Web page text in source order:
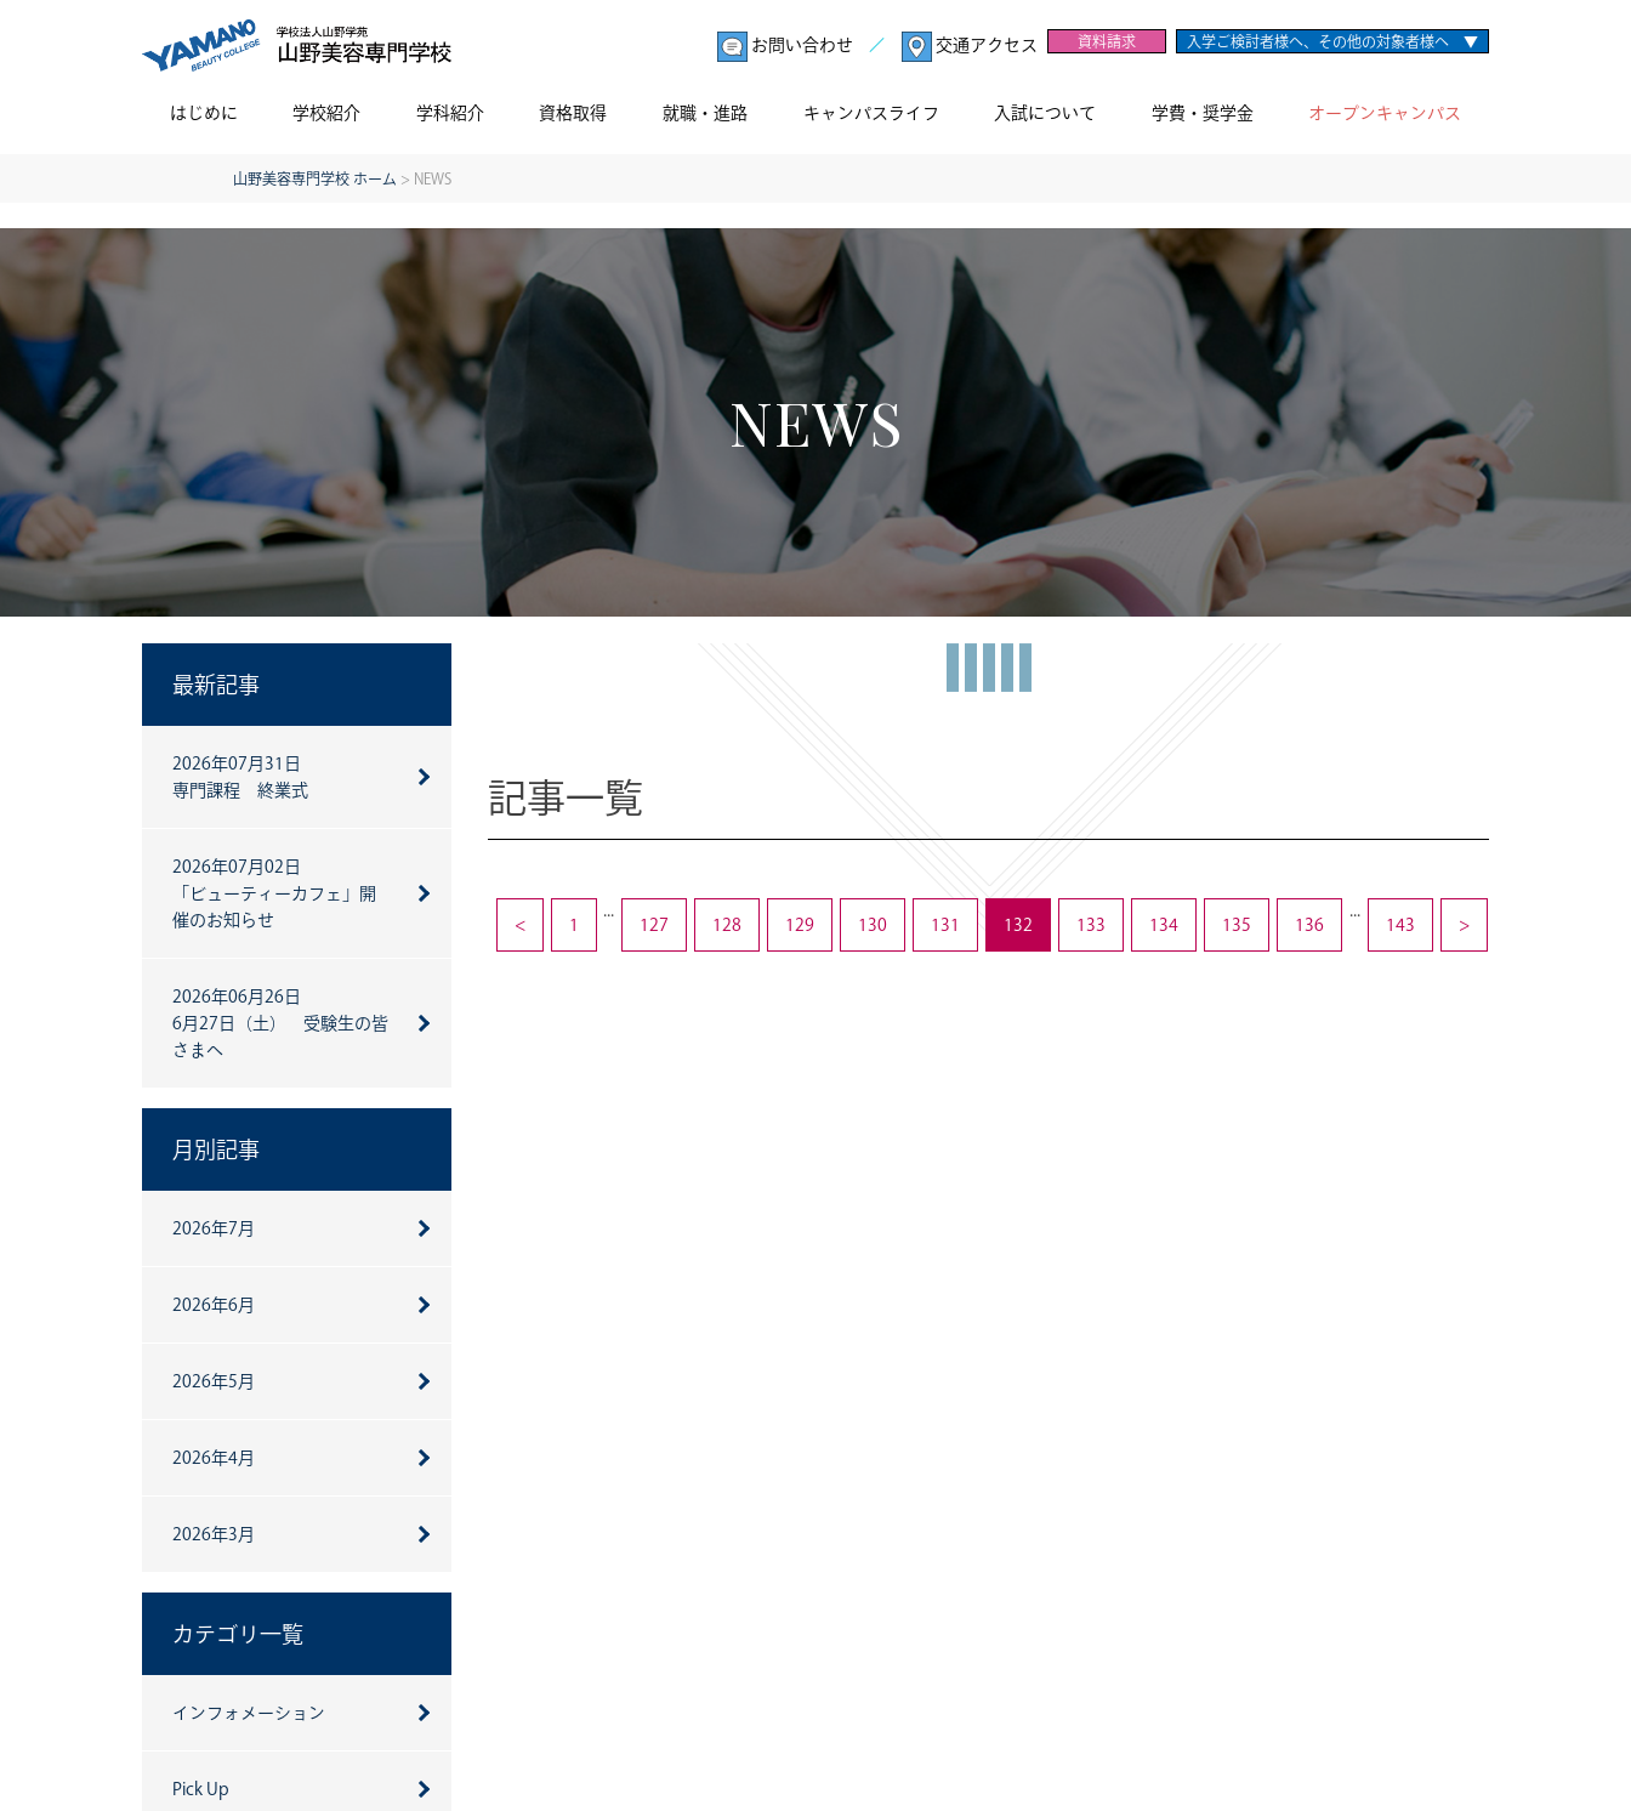
お問い合わせ 交通アクセス 資料請求 入学ご検討者様へ、その他の対象者様へ ▼
はじめに 学校紹介 学科紹介 資格取得 就職・進路 キャンパスライフ 入試について 学費・奨学金 オープンキャンパス
山野美容専門学校 ホーム > NEWS
NEWS
最新記事
2026年07月31日
専門課程 終業式
2026年07月02日
「ビューティーカフェ」開
催のお知らせ
2026年06月26日
6月27日（土） 受験生の皆
さまへ
月別記事
2026年7月
2026年6月
2026年5月
2026年4月
2026年3月
カテゴリ一覧
インフォメーション
Pick Up
記事一覧
< 1
127
128 129 130 131 132 133 134 135 136
143
>